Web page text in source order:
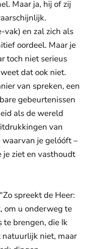
Maar ja, hij of zij
vak) en zal zich als
oordeel. Maar je
toch niet serieus
dat ook niet.
van spreken, een
gebeurtenissen
als de wereld
van
je gelóóft –
ziet en vasthoudt
spreekt de Heer:
om u onderweg te
te brengen, die Ik
natuurlijk niet, maar